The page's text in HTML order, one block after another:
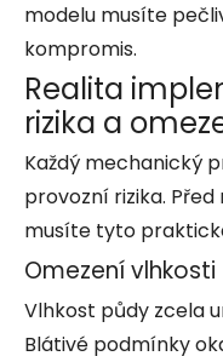
modelu musíte
kompromis.
Realita
rizika a
Každý mechanický
provozní rizika.
musíte tyto
Omezení vlhkosti
Vlhkost půdy zcela
Blátivé podmínky